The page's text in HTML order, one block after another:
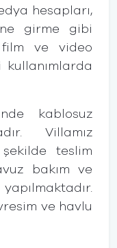
hesapları,
girme gibi
ve video
kablosuz
Villamız
teslim
bakım ve
ve havlu